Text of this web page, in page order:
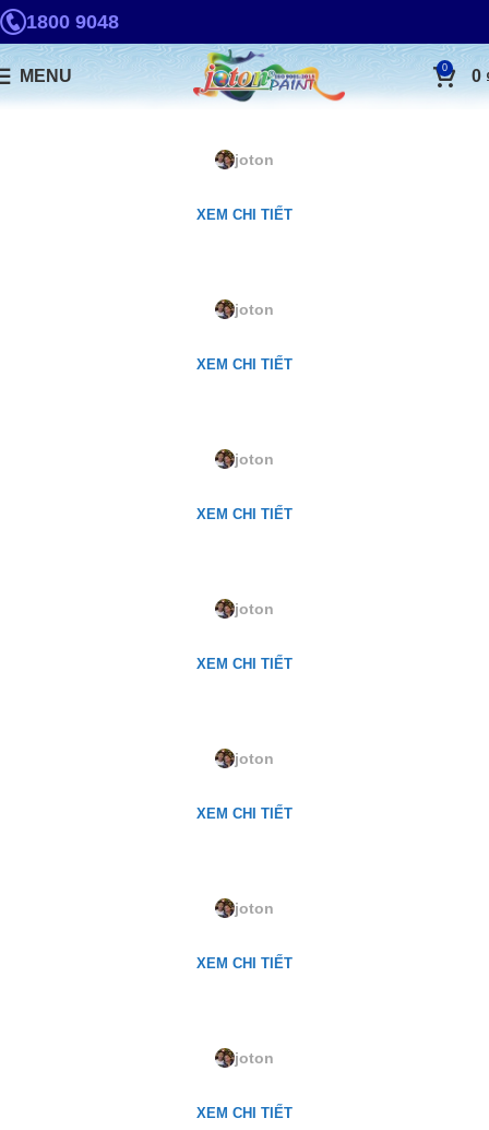
1800 9048
MENU 0 0
joton
XEM CHI TIẾT
joton
XEM CHI TIẾT
joton
XEM CHI TIẾT
joton
XEM CHI TIẾT
joton
XEM CHI TIẾT
joton
XEM CHI TIẾT
joton
XEM CHI TIẾT